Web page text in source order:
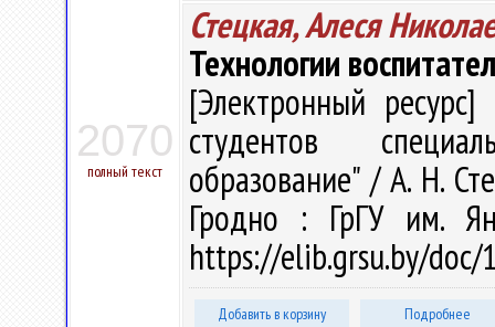
2070
полный текст
Стецкая, Алеся
Технологии
[Электронный
студентов
образование" / А. Н.
Гродно : ГрГУ им.
https://elib.grsu.by/
Добавить в корзину Подробнее